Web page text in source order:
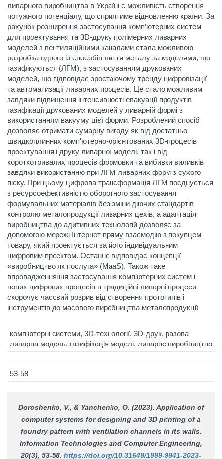
ливарного виробництва в Україні є можливість створення
потужного потенціалу, що сприятиме відновленню країни. За
рахунок розширення застосування комп’ютерних систем
для проектування та 3D-друку полімерних ливарних
моделей з вентиляційними каналами стала можливою
розробка одного із способів лиття металу за моделями, що
газифікуються (ЛГМ), з застосуванням друкованих
моделей, що відповідає зростаючому тренду цифровізації
та автоматизації ливарних процесів. Це стало можливим
завдяки підвищення інтенсивності евакуації продуктів
газифікації друкованих моделей у ливарній формі з
використанням вакууму цієї форми. Розроблений спосіб
дозволяє отримати сумарну вигоду як від достатньо
швидкоплинних комп'ютерно-орієнтованих 3D-процесів
проектування і друку ливарної моделі, так і від
короткотривалих процесів формовки та вибивки виливків
завдяки використанню при ЛГМ ливарних форм з сухого
піску. При цьому цифрова трансформація ЛГМ поєднується
з ресурсоефективністю оборотного застосування
формувальних матеріалів без зміни діючих стандартів
контролю металопродукції ливарних цехів, а адаптація
виробництва до адитивних технологій дозволяє за
допомогою мережі Інтернет пряму взаємодію з покупцем
товару, який проектується за його індивідуальним
цифровим проектом. Останнє відповідає концепції
«виробництво як послуга» (MaaS). Також таке
впровадженняння застосування комп’ютерних систем і
нових цифрових процесів в традиційні ливарні процеси
скорочує часовий розрив від створення прототипів і
інструментів до масового виробництва металопродукції
комп’ютерні системи, 3D-технології, 3D-друк, разова
ливарна модель, газифікація моделі, ливарне виробництво
53-58
Doroshenko, V., & Yanchenko, O. (2023). Application of
computer systems for designing and 3D printing of a
foundry pattern with ventilation channels in its walls.
Information Technologies and Computer Engineering,
20(3), 53-58. https://doi.org/10.31649/1999-9941-2023-